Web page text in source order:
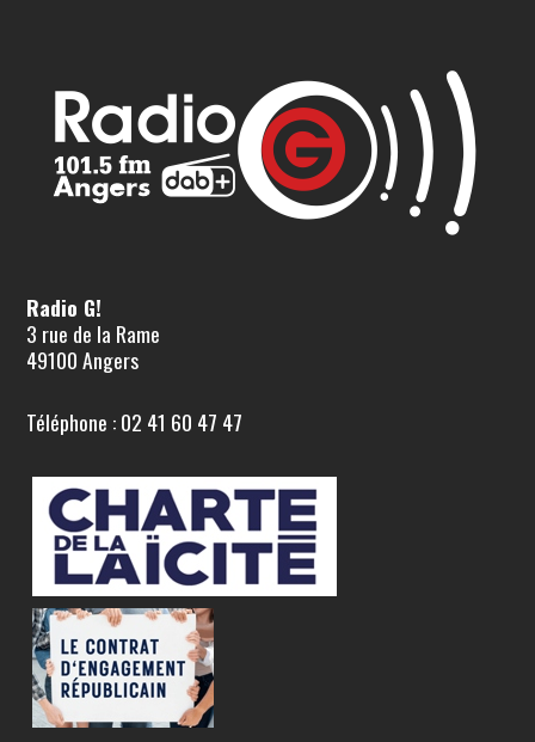
Radio G!
3 rue de la Rame
49100 Angers
Téléphone : 02 41 60 47 47